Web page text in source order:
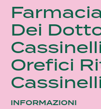
Dei
Orefici
INFORMAZIONI